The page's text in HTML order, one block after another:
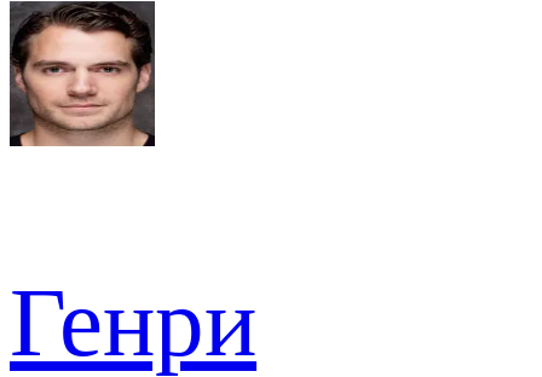
Генри